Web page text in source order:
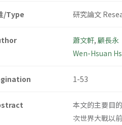
/Type 研究論文
蕭文軒, 顧長永
Wen-Hsuan
1-53
本文的主要目
次世界大戰以